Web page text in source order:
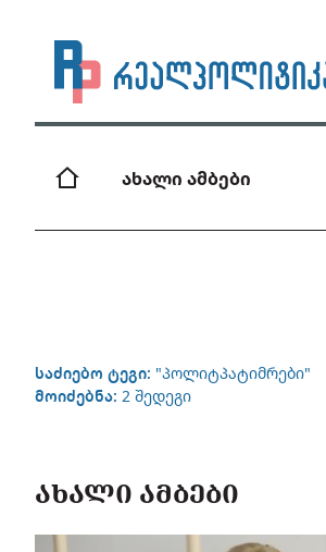
ახალი ამბები
საძიებო ტეგი: "პოლიტპატიმრები"
მოიძებნა: 2 შედეგი
ᲐᲮᲐᲚᲘ ᲐᲛᲑᲔᲑᲘ